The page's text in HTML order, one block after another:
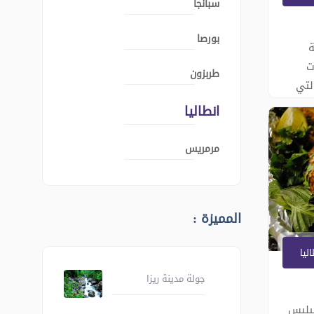
فاسيليس
سبانجا
بورصا
طربزون
انطاليا
مرمريس
المميزة :
جولة مدينة ريزا